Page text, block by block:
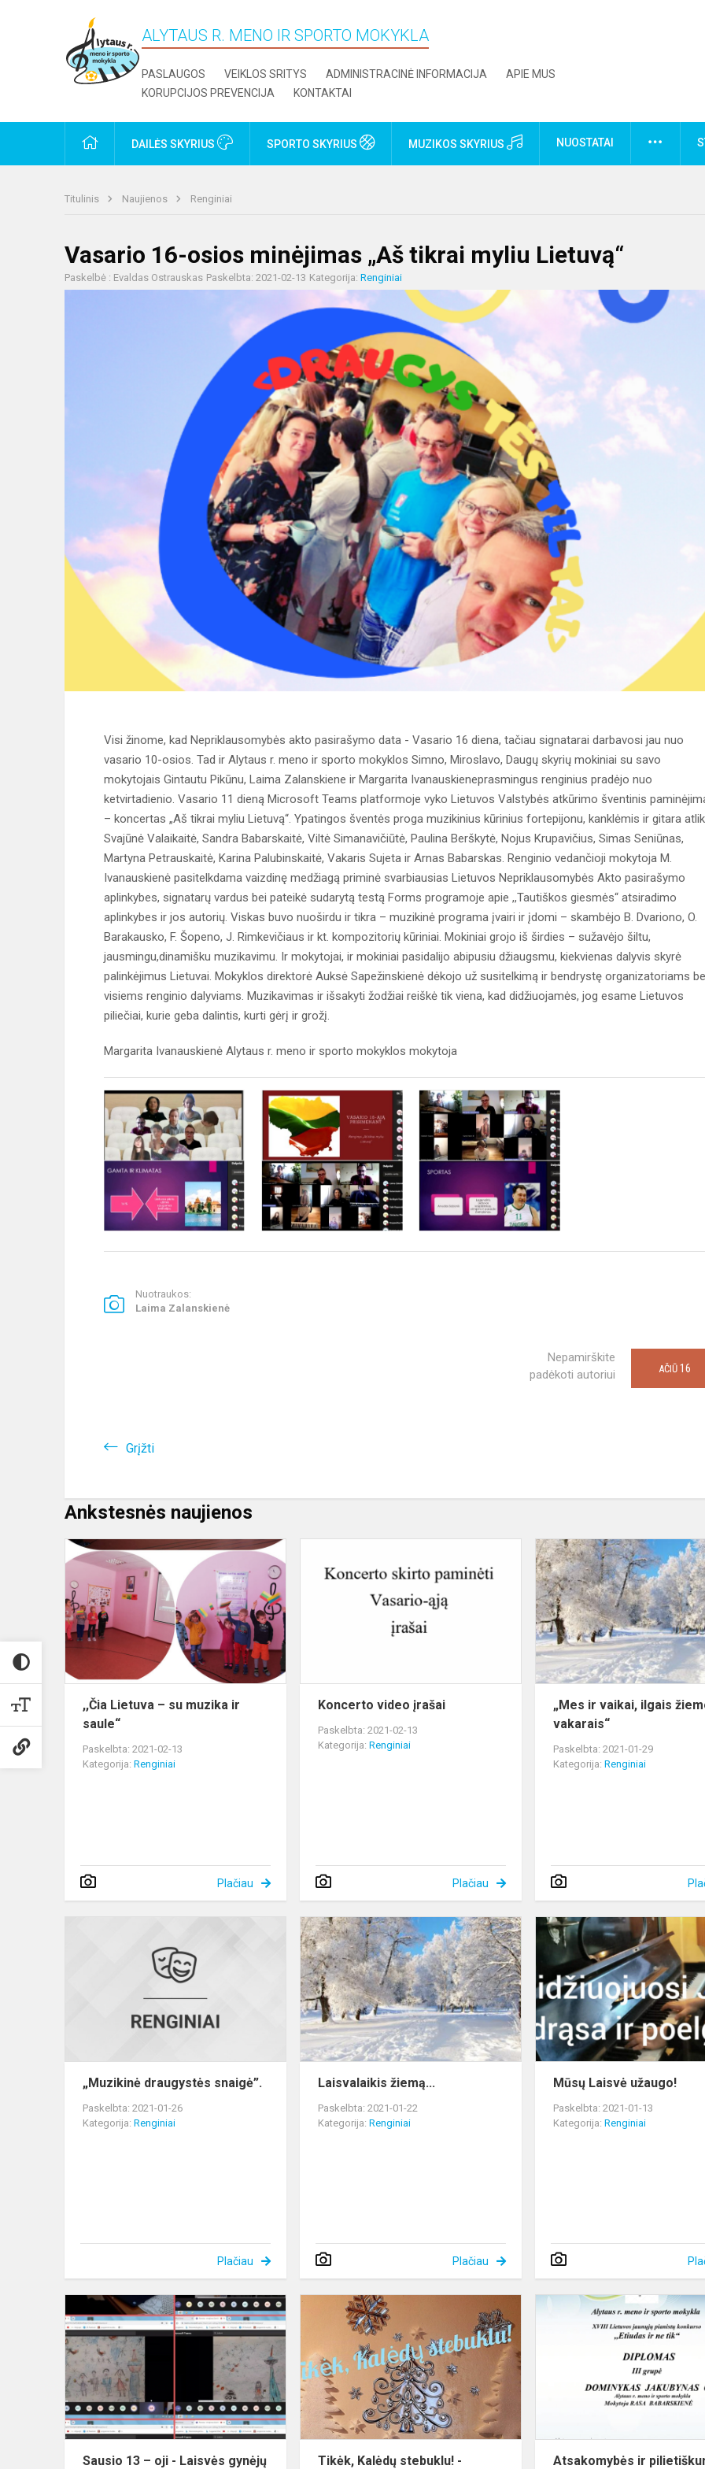
ALYTAUS R. MENO IR SPORTO MOKYKLA
PASLAUGOS VEIKLOS SRITYS ADMINISTRACINĖ INFORMACIJA
APIE MUS
KORUPCIJOS PREVENCIJA
KONTAKTAI
PRADŽIADAILĖS SKYRIUS SPORTO SKYRIUS MUZIKOS SKYRIUS NUOSTATAI
Titulinis Naujienos Renginiai
Vasario 16-osios minėjimas „Aš tikrai myliu Lietuvą“
Paskelbė : Evaldas Ostrauskas Paskelbta: 2021-02-13 Kategorija: Renginiai
Visi žinome, kad Nepriklausomybės akto pasirašymo data - Vasario 16 diena, tačiau signatarai darbavosi jau nuo
vasario 10-osios. Tad ir Alytaus r. meno ir sporto mokyklos Simno, Miroslavo, Daugų skyrių mokiniai su savo
mokytojais Gintautu Pikūnu, Laima Zalanskiene ir Margarita Ivanauskieneprasmingus renginius pradėjo nuo
ketvirtadienio. Vasario 11 dieną Microsoft Teams platformoje vyko Lietuvos Valstybės atkūrimo šventinis
– koncertas „Aš tikrai myliu Lietuvą“. Ypatingos šventės proga muzikinius kūrinius fortepijonu, kanklėmis ir gitara
Svajūnė Valaikaitė, Sandra Babarskaitė, Viltė Simanavičiūtė, Paulina Berškytė, Nojus Krupavičius, Simas Seniūnas,
Martyna Petrauskaitė, Karina Palubinskaitė, Vakaris Sujeta ir Arnas Babarskas. Renginio vedančioji mokytoja M.
Ivanauskienė pasitelkdama vaizdinę medžiagą priminė svarbiausias Lietuvos Nepriklausomybės Akto pasirašymo
aplinkybes, signatarų vardus bei pateikė sudarytą testą Forms programoje apie ,,Tautiškos giesmės“ atsiradimo
aplinkybes ir jos autorių. Viskas buvo nuoširdu ir tikra – muzikinė programa įvairi ir įdomi – skambėjo B. Dvariono, O.
Barakausko, F. Šopeno, J. Rimkevičiaus ir kt. kompozitorių kūriniai. Mokiniai grojo iš širdies – sužavėjo šiltu,
jausmingu,dinamišku muzikavimu. Ir mokytojai, ir mokiniai pasidalijo abipusiu džiaugsmu, kiekvienas dalyvis skyrė
palinkėjimus Lietuvai. Mokyklos direktorė Auksė Sapežinskienė dėkojo už susitelkimą ir bendrystę organizatoriams
visiems renginio dalyviams. Muzikavimas ir išsakyti žodžiai reiškė tik viena, kad didžiuojamės, jog esame Lietuvos
piliečiai, kurie geba dalintis, kurti gėrį ir grožį.
Margarita Ivanauskienė Alytaus r. meno ir sporto mokyklos mokytoja
Nuotraukos:
Laima Zalanskienė
Nepamirškite
padėkoti autoriui
AČIŪ 16
Grįžti
Ankstesnės naujienos
Lietuva
su
ir
,,Čia Lietuva – su muzika ir
saule“
Paskelbta: 2021-02-13
Kategorija: Renginiai
Plačiau
Koncerto
video
įrašai
Koncerto video įrašai
Paskelbta: 2021-02-13
Kategorija:Renginiai
Plačiau
„Mes ir vaikai, ilgais
vakarais“
Paskelbta: 2021-01-29
Kategorija:Renginiai
„Muzikinė
draugystės
snaigė”.
„Muzikinė draugystės snaigė”.
Paskelbta: 2021-01-26
Kategorija: Renginiai
Plačiau
Laisvalaikis
žiemą...
Laisvalaikis žiemą...
Paskelbta: 2021-01-22
Kategorija:Renginiai
Plačiau
Mūsų Laisvė užaugo!
Paskelbta: 2021-01-13
Kategorija:Renginiai
Sausio
13
–
-
Laisvės
gynėjų
diena
Sausio 13 – oji - Laisvės gynėjų
Tikėk,
-
pirmojo
atsis...
Tikėk, Kalėdų stebuklu! -
Atsakomybės ir